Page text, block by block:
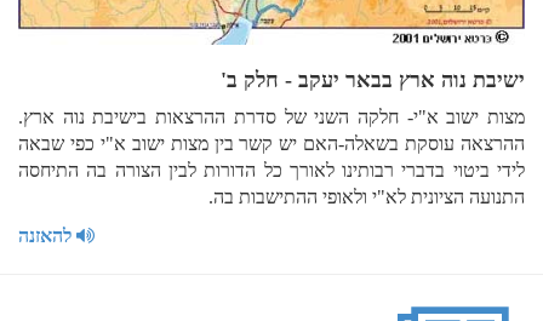
ישיבת נוה ארץ בבאר יעקב - חלק ב'
מצות ישוב א"י- חלקה השני של סדרת ההרצאות בישיבת נוה ארץ.
ההרצאה עוסקת בשאלה-האם יש קשר בין מצות ישוב א"י כפי שבאה
לידי ביטוי בדברי רבותינו לאורך כל הדורות לבין הצורה בה התיחסה
התנועה הציונית לא"י ולאופי ההתישבות בה.
להאזנה